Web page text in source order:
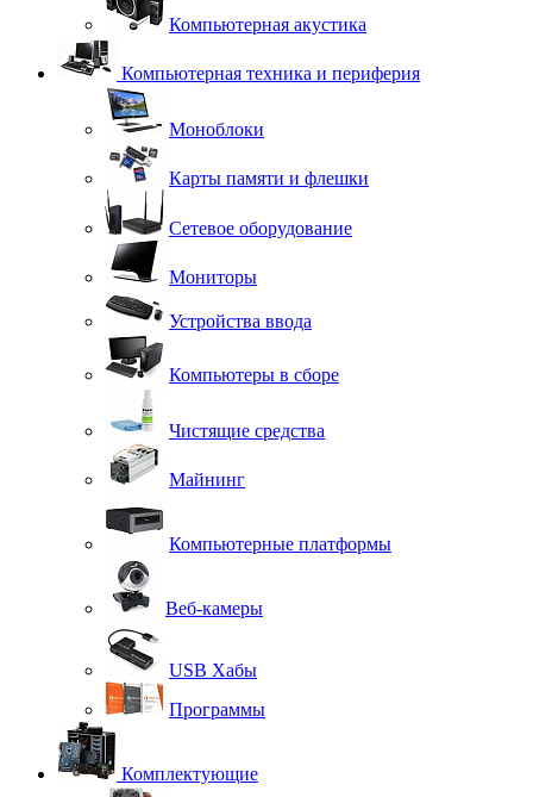
Компьютерная акустика
Компьютерная техника и периферия
Моноблоки
Карты памяти и флешки
Сетевое оборудование
Мониторы
Устройства ввода
Компьютеры в сборе
Чистящие средства
Майнинг
Компьютерные платформы
Веб-камеры
USB Хабы
Программы
Комплектующие